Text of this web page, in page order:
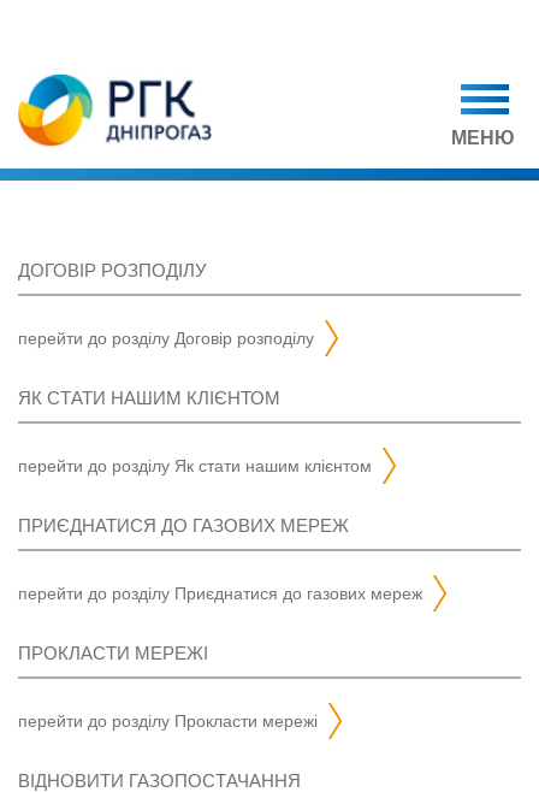
МЕНЮ
ДОГОВІР РОЗПОДІЛУ
перейти до розділу договір розподілу
ЯК СТАТИ НАШИМ КЛІЄНТОМ
перейти до розділу як стати нашим клієнтом
ПРИЄДНАТИСЯ ДО ГАЗОВИХ МЕРЕЖ
перейти до розділу приєднатися до газових мереж
ПРОКЛАСТИ МЕРЕЖІ
перейти до розділу прокласти мережі
ВІДНОВИТИ ГАЗОПОСТАЧАННЯ